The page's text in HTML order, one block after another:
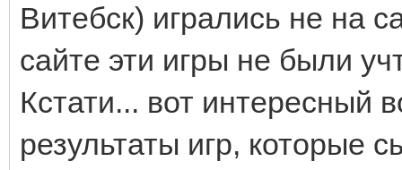
Витебск) игрались не на
сайте эти игры не были
Кстати... вот интересный
результаты игр, которые